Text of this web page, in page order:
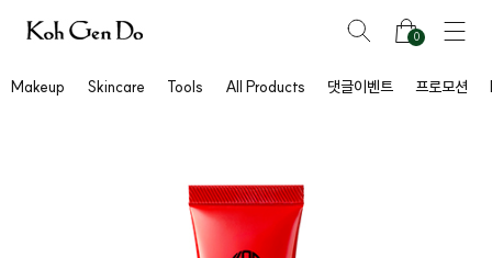
0
Makeup Skincare Tools All Products 댓글이벤트 프로모션